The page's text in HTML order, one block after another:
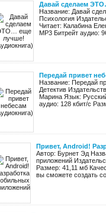
Давай сделаем
Название: Давай
Психология
Читает: Калабина
MP3 Битрейт аудио:
Передай привет
Название: Передай
Детектив
Марина Язык:
аудио: 128 кбит/c
Привет, Android!
Автор: Бурнет Эд
приложений
Размер: 41,11 мб
вы сможете создать